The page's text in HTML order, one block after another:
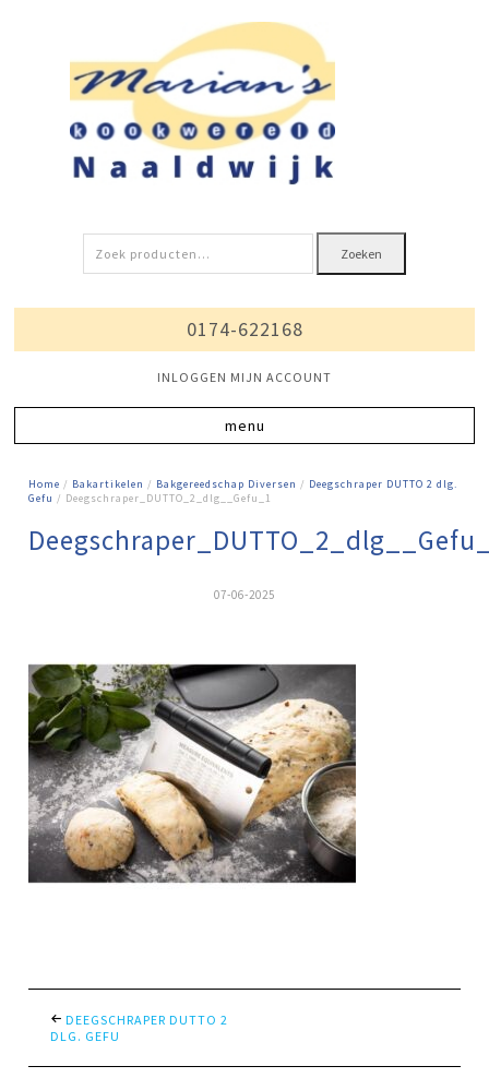
Zoeken
naar:
Zoeken
0174-622168
INLOGGEN MIJN ACCOUNT
Home / Bakartikelen / Bakgereedschap Diversen / Deegschraper DUTTO 2 dlg.
Gefu / Deegschraper_DUTTO_2_dlg__Gefu_1
07-06-2025
DEEGSCHRAPER DUTTO 2
DLG. GEFU